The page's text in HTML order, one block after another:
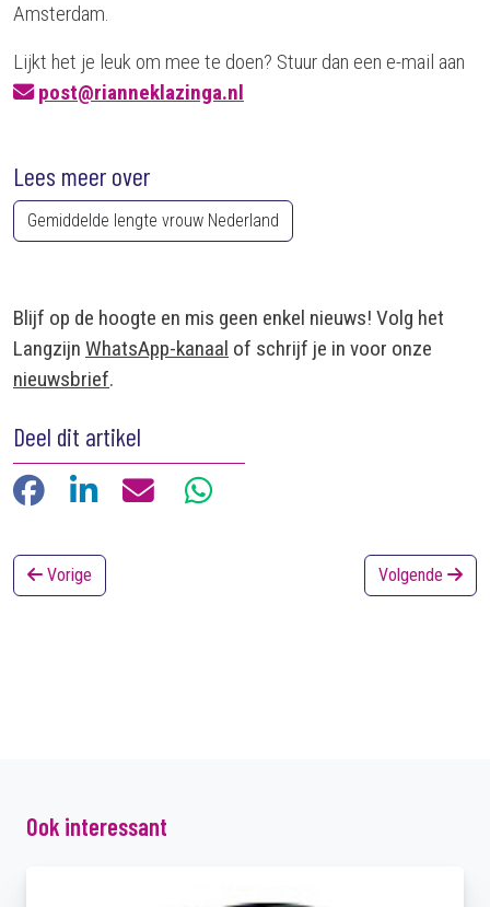
Amsterdam.
Lijkt het je leuk om mee te doen? Stuur dan een e-mail aan
post@rianneklazinga.nl
Lees meer over
Gemiddelde lengte vrouw Nederland
Blijf op de hoogte en mis geen enkel nieuws! Volg het
Langzijn WhatsApp-kanaal of schrijf je in voor onze
nieuwsbrief.
Deel dit artikel
FacebookLinkedIn E-mailWhatsApp
Vorige Volgende
Ook interessant